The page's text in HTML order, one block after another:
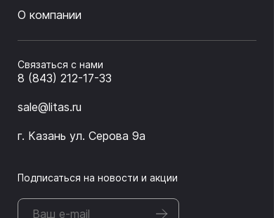
О компании
Связаться с нами
8 (843) 212-17-33
sale@litas.ru
г. Казань ул. Серова 9а
Подписаться на новости и акции